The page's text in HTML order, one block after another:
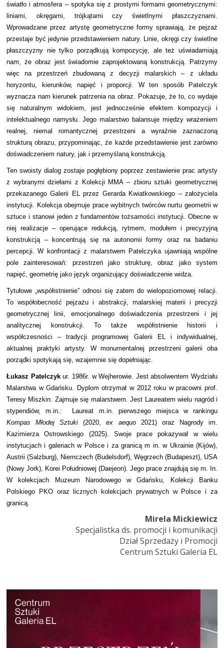
światło i atmosfera – spotyka się z prostymi formami geometrycznymi:
liniami, okręgami, trójkątami czy świetlnymi płaszczyznami.
Wprowadzane przez artystę geometryczne formy sprawiają, że pejzaż
przestaje być jedynie przedstawieniem natury. Linie, okręgi czy świetlne
płaszczyzny nie tylko porządkują kompozycję, ale też uświadamiają
nam, że obraz jest świadomie zaprojektowaną konstrukcją. Patrzymy
więc na przestrzeń zbudowaną z decyzji malarskich – z układu
horyzontu, kierunków, napięć i proporcji. W ten sposób Patelczyk
wyznacza nam kierunek patrzenia na obraz. Pokazuje, że to, co wydaje
się naturalnym widokiem, jest jednocześnie efektem kompozycji i
intelektualnego namysłu. Jego malarstwo balansuje między wrażeniem
realnej, niemal romantycznej przestrzeni a wyraźnie zaznaczoną
strukturą obrazu, przypominając, że każde przedstawienie jest zarówno
doświadczeniem natury, jak i przemyślaną konstrukcją.
Ten swoisty dialog zostaje pogłębiony poprzez zestawienie prac artysty
z wybranymi dziełami z Kolekcji MMA – zbioru sztuki geometrycznej
przekazanego Galerii EL przez Gerarda Kwiatkowskiego – założyciela
instytucji. Kolekcja obejmuje prace wybitnych twórców nurtu geometrii w
sztuce i stanowi jeden z fundamentów tożsamości instytucji. Obecne w
niej realizacje – operujące redukcją, rytmem, modułem i precyzyjną
konstrukcją – koncentrują się na autonomii formy oraz na badaniu
percepcji. W konfrontacji z malarstwem Patelczyka ujawniają wspólne
pole zainteresowań: przestrzeń jako strukturę, obraz jako system
napięć, geometrię jako język organizujący doświadczenie widza.
Tytułowe „współistnienie” odnosi się zatem do wielopoziomowej relacji.
To współobecność pejzażu i abstrakcji, malarskiej materii i precyzji
geometrycznej linii, emocjonalnego doświadczenia przestrzeni i jej
analitycznej konstrukcji. To także współistnienie historii i
współczesności – tradycji programowej Galerii EL i indywidualnej,
aktualnej praktyki artysty. W monumentalnej przestrzeni galerii oba
porządki spotykają się, wzajemnie się dopełniając.
Łukasz Patelczyk ur. 1986r. w Wejherowie. Jest absolwentem Wydziału
Malarstwa w Gdańsku. Dyplom otrzymał w 2012 roku w pracowni prof.
Teresy Miszkin. Zajmuje się malarstwem. Jest Laureatem wielu nagród i
stypendiów, m.in.:
Laureat m.in. pierwszego miejsca w rankingu
Kompas Młodej Sztuki
(2020,ex aequo
2021) oraz Nagrody im.
Kazimierza Ostrowskiego (2025).
Swoje prace pokazywał w wielu
instytucjach i galeriach w Polsce i za granicą m in. w Ukrainie (Kijów),
Austrii (Salzburg), Niemczech (Budelsdorf), Węgrzech (Budapeszt), USA
(Nowy Jork), Korei Południowej (Daejeon). Jego prace znajdują się m. In.
W kolekcjach Muzeum Narodowego w Gdańsku, Kolekcji Banku
Polskiego PKO oraz licznych kolekcjach prywatnych w Polsce i za
granicą.
Mirela Mickiewicz
Specjalistka ds. promocji i komunikacji
Dział Sprzedaży i Promocji
Centrum Sztuki Galeria EL